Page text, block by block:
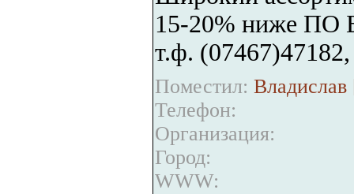
15-20% ниже ПО
т.ф.
Поместил: Владислав
Телефон:
Организация:
Город:
WWW: